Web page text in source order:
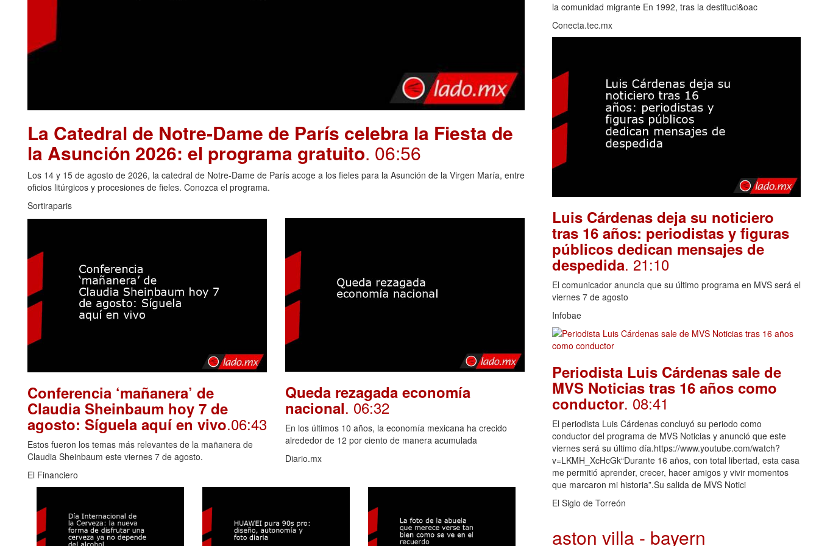
La Catedral de Notre-Dame de París celebra la Fiesta de
la Asunción 2026: el programa gratuito. 06:56
Los 14 y 15 de agosto de 2026, la catedral de Notre-Dame de París acoge a los fieles para la Asunción de la Virgen María, entre
oficios litúrgicos y procesiones de fieles. Conozca el programa.
Sortiraparis
Conferencia ‘mañanera’ de
Claudia Sheinbaum hoy 7 de
agosto: Síguela aquí en vivo.06:43
Estos fueron los temas más relevantes de la mañanera de
Claudia Sheinbaum este viernes 7 de agosto.
El Financiero
Queda rezagada economía
nacional. 06:32
En los últimos 10 años, la economía mexicana ha crecido
alrededor de 12 por ciento de manera acumulada
Diario.mx
la comunidad migrante En 1992, tras la destituci&oac
Conecta.tec.mx
Luis Cárdenas deja su noticiero
tras 16 años: periodistas y figuras
públicos dedican mensajes de
despedida. 21:10
El comunicador anuncia que su último programa en MVS será el
viernes 7 de agosto
Infobae
Periodista Luis Cárdenas sale de
MVS Noticias tras 16 años como
conductor. 08:41
El periodista Luis Cárdenas concluyó su periodo como
conductor del programa de MVS Noticias y anunció que este
viernes será su último día.https://www.youtube.com/watch?
v=LKMH_XcHcGk“Durante 16 años, con total libertad, esta casa
me permitió aprender, crecer, hacer amigos y vivir momentos
que marcaron mi historia”.Su salida de MVS Notici
El Siglo de Torreón
aston villa - bayern